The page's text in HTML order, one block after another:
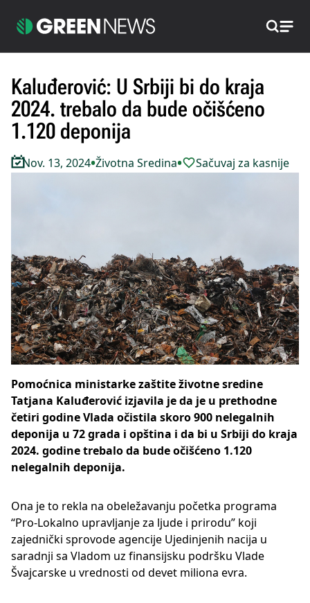
Pretraži
Kaluđerović: U Srbiji bi do kraja
2024. trebalo da bude očišćeno
1.120 deponija
Nov. 13, 2024•Životna Sredina• Sačuvaj za kasnije
Pomoćnica ministarke zaštite životne sredine
Tatjana Kaluđerović izjavila je da je u prethodne
četiri godine Vlada očistila skoro 900 nelegalnih
deponija u 72 grada i opština i da bi u Srbiji do kraja
2024. godine trebalo da bude očišćeno 1.120
nelegalnih deponija.
Ona je to rekla na obeležavanju početka programa
“Pro-Lokalno upravljanje za ljude i prirodu” koji
zajednički sprovode agencije Ujedinjenih nacija u
saradnji sa Vladom uz finansijsku podršku Vlade
Švajcarske u vrednosti od devet miliona evra.